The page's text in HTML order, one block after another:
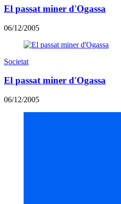
El passat miner d'Ogassa
06/12/2005
Societat
El passat miner d'Ogassa
06/12/2005